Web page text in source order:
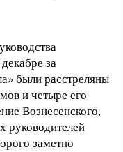
за
были расстреляны
и четыре его
Вознесенского,
руководителей
заметно